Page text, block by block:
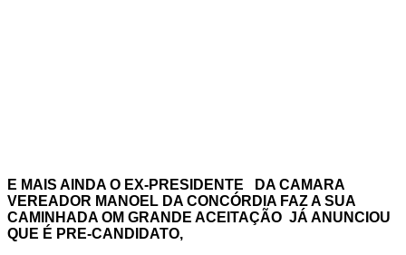
E MAIS AINDA O EX-PRESIDENTE DA CAMARA
VEREADOR MANOEL DA CONCÓRDIA FAZ A SUA
CAMINHADA OM GRANDE ACEITAÇÃO JÁ ANUNCIOU
QUE É PRE-CANDIDATO,